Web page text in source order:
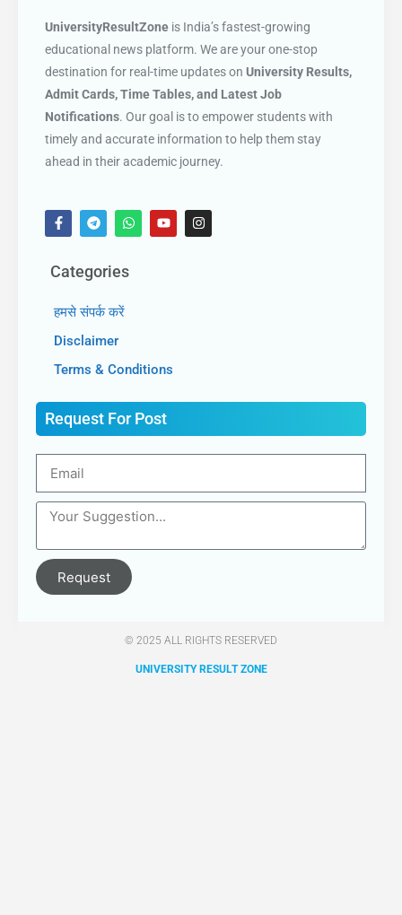
UniversityResultZone is India’s fastest-growing
educational news platform. We are your one-stop
destination for real-time updates on University Results,
Admit Cards, Time Tables, and Latest Job
Notifications. Our goal is to empower students with
timely and accurate information to help them stay
ahead in their academic journey.
Categories
हमसे संपर्क करें
Disclaimer
Terms & Conditions
Request For Post
Request
© 2025 ALL RIGHTS RESERVED​
UNIVERSITY RESULT ZONE